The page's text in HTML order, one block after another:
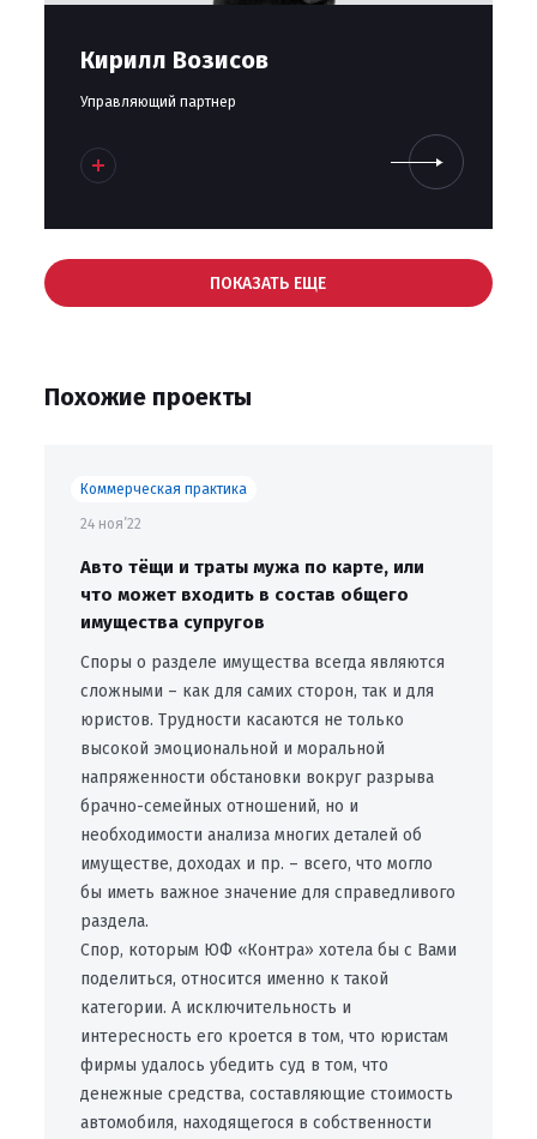
Кирилл Возисов
Управляющий партнер
ПОКАЗАТЬ ЕЩЕ
Похожие проекты
Коммерческая практика
24 ноя’22
Авто тёщи и траты мужа по карте, или
что может входить в состав общего
имущества супругов
Споры о разделе имущества всегда являются
сложными – как для самих сторон, так и для
юристов. Трудности касаются не только
высокой эмоциональной и моральной
напряженности обстановки вокруг разрыва
брачно-семейных отношений, но и
необходимости анализа многих деталей об
имуществе, доходах и пр. – всего, что могло
бы иметь важное значение для справедливого
раздела.
Спор, которым ЮФ «Контра» хотела бы с Вами
поделиться, относится именно к такой
категории. А исключительность и
интересность его кроется в том, что юристам
фирмы удалось убедить суд в том, что
денежные средства, составляющие стоимость
автомобиля, находящегося в собственности